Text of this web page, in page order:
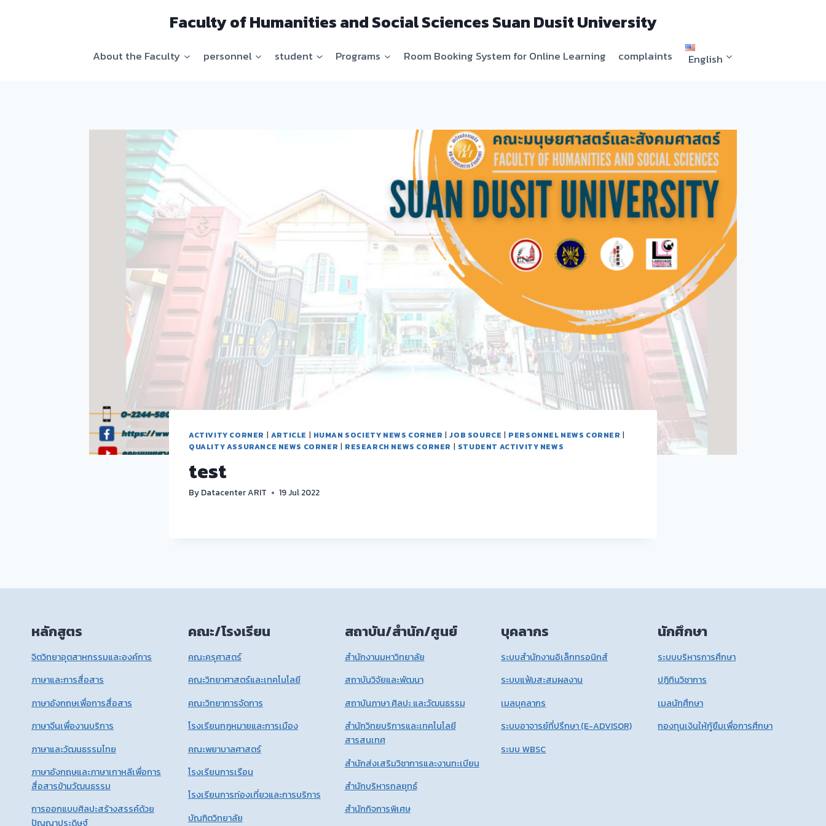
Faculty of Humanities and Social Sciences Suan Dusit University
About the Faculty personnel student Programs Room Booking System for Online Learning complaints English
ACTIVITY CORNER | ARTICLE | HUMAN SOCIETY NEWS CORNER |JOB SOURCE | PERSONNEL NEWS CORNER |
QUALITY ASSURANCE NEWS CORNER | RESEARCH NEWS CORNER | STUDENT ACTIVITY NEWS
test
By Datacenter ARIT 19 Jul 2022
หลักสูตร
จิตวิทยาอุตสาหกรรมและองค์การ
ภาษาและการสื่อสาร
ภาษาอังกฤษเพื่อการสื่อสาร
ภาษาจีนเพื่องานบริการ
ภาษาและวัฒนธรรมไทย
ภาษาอังกฤษและภาษาเกาหลีเพื่อการ
สื่อสารข้ามวัฒนธรรม
การออกแบบศิลปะสร้างสรรค์ด้วย
ปัญญาประดิษฐ์
คณะ/โรงเรียน
คณะครุศาสตร์
คณะวิทยาศาสตร์และเทคโนโลยี
คณะวิทยาการจัดการ
โรงเรียนกฎหมายและการเมือง
คณะพยาบาลศาสตร์
โรงเรียนการเรือน
โรงเรียนการท่องเที่ยวและการบริการ
บัณฑิตวิทยาลัย
สถาบัน/สำนัก/ศูนย์
สำนักงานมหาวิทยาลัย
สถาบันวิจัยและพัฒนา
สถาบันภาษา ศิลปะ และวัฒนธรรม
สำนักวิทยบริการและเทคโนโลยี
สารสนเทศ
สำนักส่งเสริมวิชาการและงานทะเบียน
สำนักบริหารกลยุทธ์
สำนักกิจการพิเศษ
บุคลากร
ระบบสำนักงานอิเล็กทรอนิกส์
ระบบแฟ้มสะสมผลงาน
เมลบุคลากร
ระบบอาจารย์ที่ปรึกษา (E-ADVISOR)
ระบบ WBSC
นักศึกษา
ระบบบริหารการศึกษา
ปฎิทินวิชาการ
เมลนักศึกษา
กองทุนเงินให้กู้ยืมเพื่อการศึกษา